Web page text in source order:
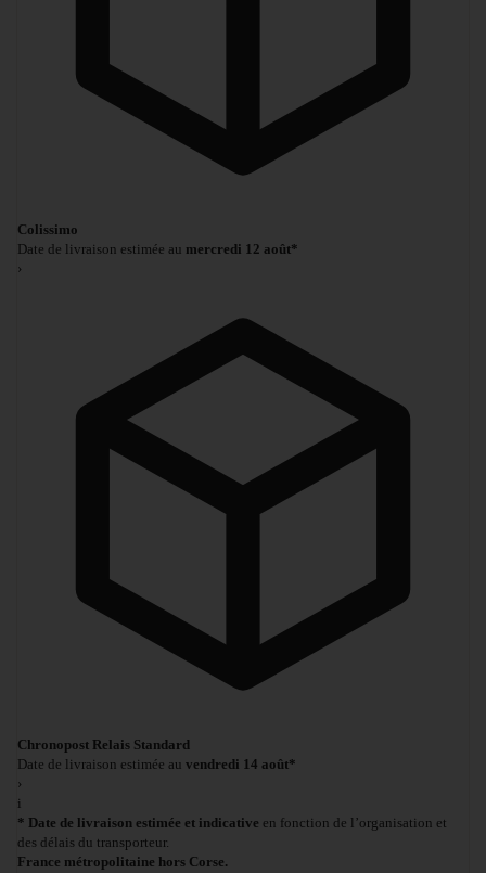
Colissimo
Date de livraison estimée au mercredi 12 août*
›
Chronopost Relais Standard
Date de livraison estimée au vendredi 14 août*
›
i
* Date de livraison estimée et indicative en fonction de l’organisation et
des délais du transporteur.
France métropolitaine hors Corse.